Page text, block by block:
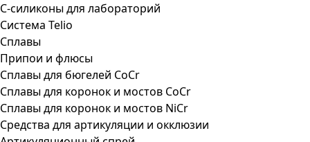
С-силиконы для лабораторий
Система Telio
Сплавы
Припои и флюсы
Сплавы для бюгелей CoCr
Сплавы для коронок и мостов CoCr
Сплавы для коронок и мостов NiCr
Средства для артикуляции и окклюзии